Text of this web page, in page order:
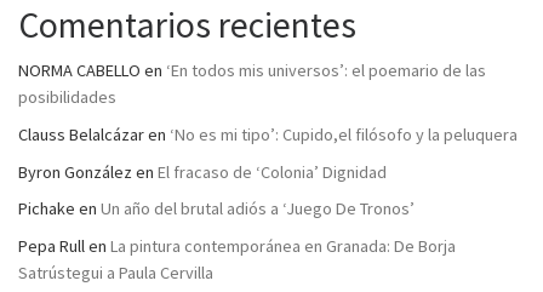
Comentarios recientes
NORMA CABELLO en ‘En todos mis universos’: el poemario de las
posibilidades
Clauss Belalcázaren ‘No es mi tipo’: Cupido,el filósofo y la peluquera
Byron González en El fracaso de ‘Colonia’ Dignidad
Pichake en Un año del brutal adiós a ‘Juego De Tronos’
Pepa Rullen La pintura contemporánea en Granada: De Borja
Satrústegui a Paula Cervilla